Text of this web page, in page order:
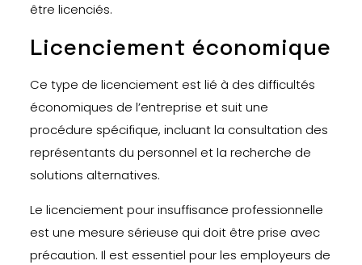
être licenciés.
Licenciement économique
Ce type de licenciement est lié à des difficultés
économiques de l’entreprise et suit une
procédure spécifique, incluant la consultation des
représentants du personnel et la recherche de
solutions alternatives.
Le licenciement pour insuffisance professionnelle
est une mesure sérieuse qui doit être prise avec
précaution. Il est essentiel pour les employeurs de